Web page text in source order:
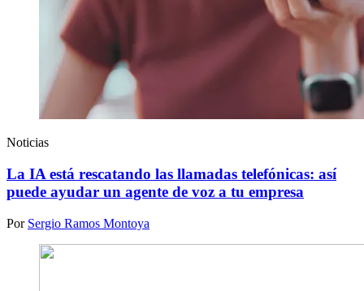
Noticias
La IA está rescatando las llamadas telefónicas: así
puede ayudar un agente de voz a tu empresa
Por Sergio Ramos Montoya